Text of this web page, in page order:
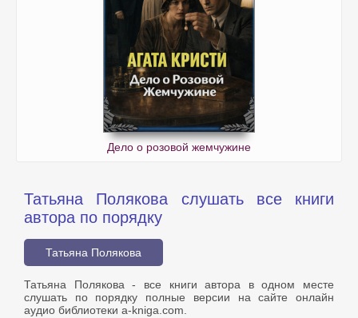
Дело о розовой жемчужине
Татьяна Полякова слушать все книги
автора по порядку
Татьяна Полякова
Татьяна Полякова - все книги автора в одном месте
слушать по порядку полные версии на сайте онлайн
аудио библиотеки a-kniga.com.